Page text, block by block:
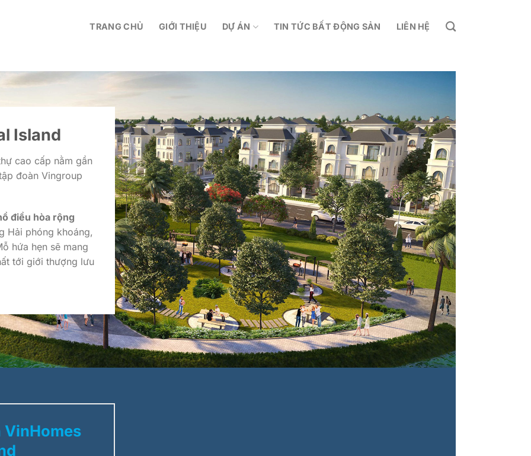
TRANG CHỦ GIỚI THIỆU DỰ ÁN TIN TỨC BẤT ĐỘNG SẢN LIÊN HỆ
Island
cao cấp nằm gần
đoàn Vingroup
điều hòa rộng
Hải phóng khoáng,
hứa hẹn sẽ mang
tới giới thượng lưu